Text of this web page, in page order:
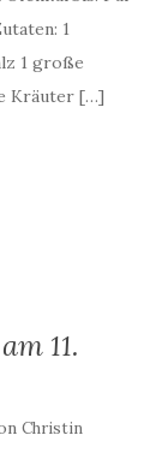
1
1 große
Kräuter […]
11.
Christin